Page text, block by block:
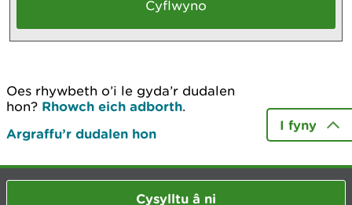
Oes rhywbeth o’i le gyda’r dudalen
hon? Rhowch eich adborth.
Argraffu’r dudalen hon
I fyny
Cysylltu â ni